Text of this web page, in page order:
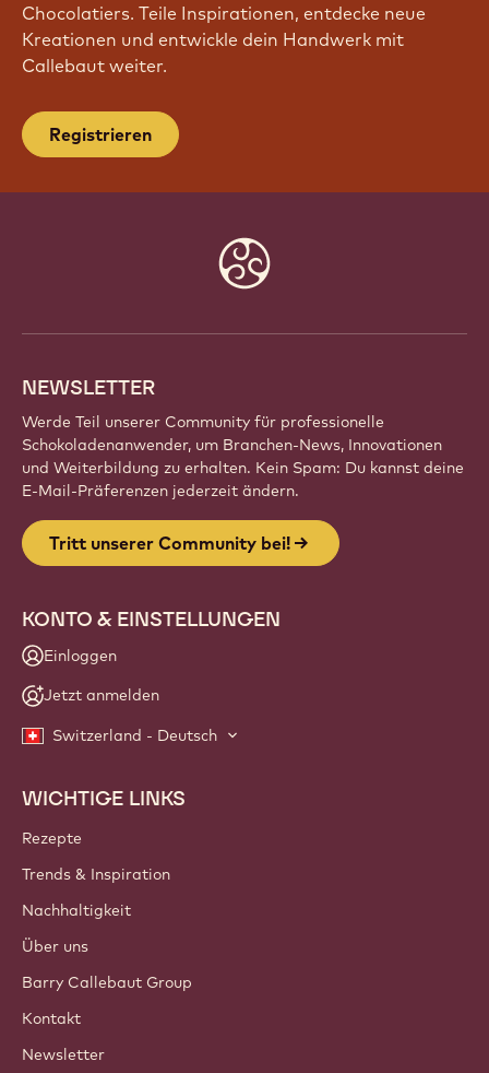
Chocolatiers. Teile Inspirationen, entdecke neue
Kreationen und entwickle dein Handwerk mit
Callebaut weiter.
Registrieren
NEWSLETTER
Werde Teil unserer Community für professionelle
Schokoladenanwender, um Branchen-News, Innovationen
und Weiterbildung zu erhalten. Kein Spam: Du kannst deine
E-Mail-Präferenzen jederzeit ändern.
Tritt unserer Community bei!
KONTO & EINSTELLUNGEN
Einloggen
Jetzt anmelden
Switzerland - Deutsch
Footer
Callebaut
WICHTIGE LINKS
Rezepte
Trends & Inspiration
Nachhaltigkeit
Über uns
Barry Callebaut Group
Kontakt
Newsletter